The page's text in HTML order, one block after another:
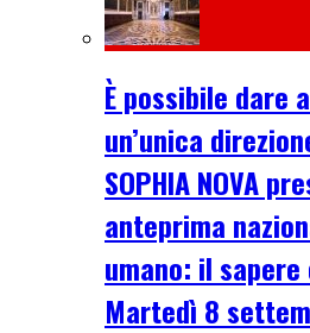
È possibile dare
un’unica
SOPHIA NOVA
anteprima
umano: il sapere
Martedì 8